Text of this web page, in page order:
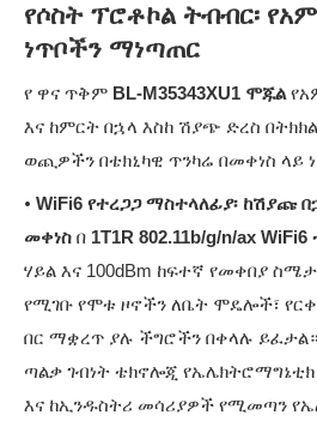
የሶስት ፕሮቶኮል ትብብር፡
ነጥቦችን ማነጣጠር
የ ዋና ጥቅም BL-M35343XU1 ሞጁል
እና ከምርት በኋላ እስከ ሽያጭ ድረስ
ወጪዎችን በቴክኒካዊ ጥንካሬ በመቀነስ ላይ
• WiFi6 የተረጋጋ ማስተላለፊያ፡ ከሽያጩ
መቀነስ በ 1T1R 802.11b/g/n/ax
ሃይል እና 100dBm ከፍተኛ የመቀበያ
የሚገቡ የሞቱ ዞኖችን ለቤት ሞዴሎች፣
በር ማቋረጥ ያሉ ችግሮችን በቀላሉ ይፈታል።
ጣልቃ ገብነት ቴክኖሎጂ
እና ከኢንዱስትሪ መሳሪያዎች የሚመጣን